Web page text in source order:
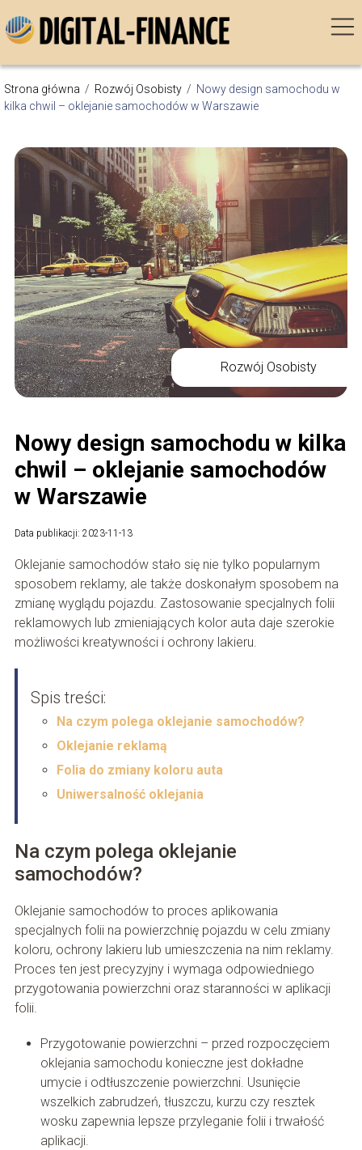
Strona główna / Rozwój Osobisty / Nowy design samochodu w
kilka chwil – oklejanie samochodów w Warszawie
Rozwój Osobisty
Nowy design samochodu w kilka
chwil – oklejanie samochodów
w Warszawie
Data publikacji: 2023-11-13
Oklejanie samochodów stało się nie tylko popularnym
sposobem reklamy, ale także doskonałym sposobem na
zmianę wyglądu pojazdu. Zastosowanie specjalnych folii
reklamowych lub zmieniających kolor auta daje szerokie
możliwości kreatywności i ochrony lakieru.
Spis treści:
Na czym polega oklejanie samochodów?
Oklejanie reklamą
Folia do zmiany koloru auta
Uniwersalność oklejania
Na czym polega oklejanie
samochodów?
Oklejanie samochodów to proces aplikowania
specjalnych folii na powierzchnię pojazdu w celu zmiany
koloru, ochrony lakieru lub umieszczenia na nim reklamy.
Proces ten jest precyzyjny i wymaga odpowiedniego
przygotowania powierzchni oraz staranności w aplikacji
folii.
Przygotowanie powierzchni – przed rozpoczęciem
oklejania samochodu konieczne jest dokładne
umycie i odtłuszczenie powierzchni. Usunięcie
wszelkich zabrudzeń, tłuszczu, kurzu czy resztek
wosku zapewnia lepsze przyleganie folii i trwałość
aplikacji.